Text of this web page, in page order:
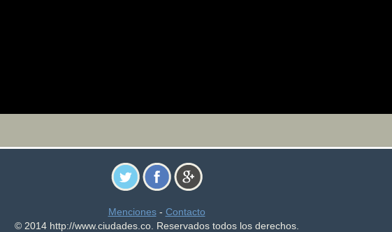
Menciones- Contacto
© 2014 http://www.ciudades.co. Reservados todos los derechos.